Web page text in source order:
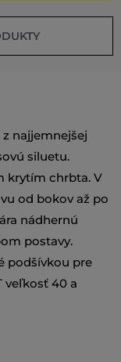
najjemnejšej
siluetu.
krytím chrbta. V
od bokov až po
nádhernú
postavy.
podšívkou pre
veľkosť 40 a